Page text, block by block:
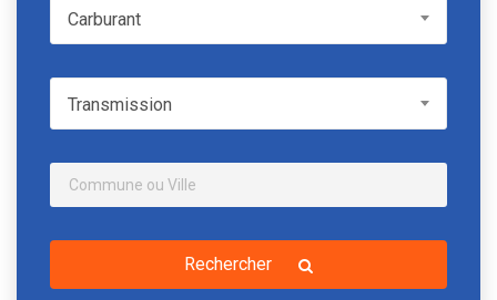
CarburantCarburant
TransmissionTransmission
Rechercher